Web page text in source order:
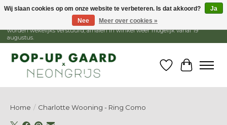
1 - 15 augustus is de winkel gesloten, webshop blijft open. Bestellingen
worden wekelijks verstuurd, afhalen in winkel weer mogelijk vanaf 19
augustus.
Verlanglijst
Home / Charlotte Wooning - Ring Como
Wij slaan cookies op om onze website te verbeteren. Is dat akkoord?
Ja
Nee
Meer over cookies »